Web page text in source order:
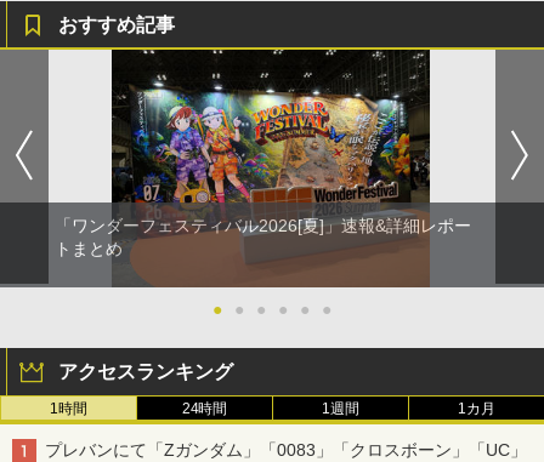
おすすめ記事
「ワンダーフェスティバル2026[夏]」速報&詳細レポー
トまとめ
● ● ● ● ● ●
アクセスランキング
1時間 24時間 1週間 1カ月
プレバンにて「Zガンダム」「0083」「クロスボーン」「UC」